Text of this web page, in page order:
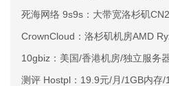
死海网络 9s9s：大带宽洛杉矶
CrownCloud：洛杉矶机房AMD
10gbiz：美国/香港机房/独立服务
测评 Hostpl：19.9元/月/1GB内存/